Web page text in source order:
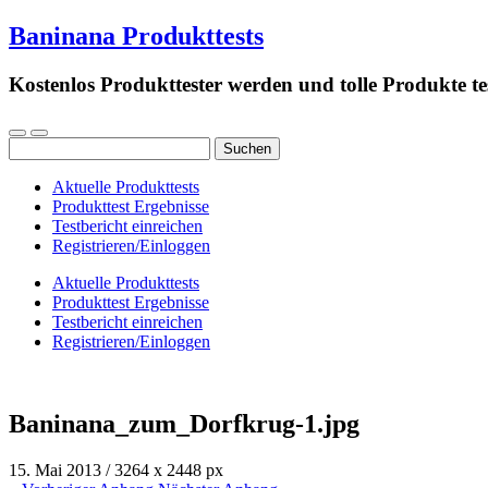
Baninana Produkttests
Kostenlos Produkttester werden und tolle Produkte
nach:
Aktuelle Produkttests
Produkttest Ergebnisse
Testbericht einreichen
Registrieren/Einloggen
Aktuelle Produkttests
Produkttest Ergebnisse
Testbericht einreichen
Registrieren/Einloggen
Baninana_zum_Dorfkrug-1.jpg
15. Mai 2013 /3264 x 2448 px